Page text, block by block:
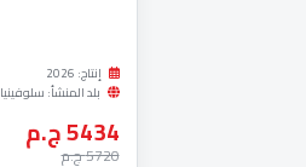
إنتاج: 2026
بلد المنشأ: سلوفينيا
5434 ج.م
5720 ج.م